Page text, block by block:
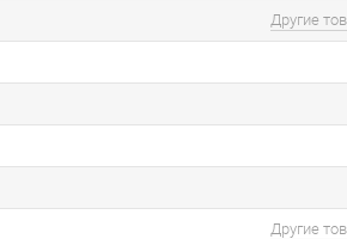
Другие
Другие